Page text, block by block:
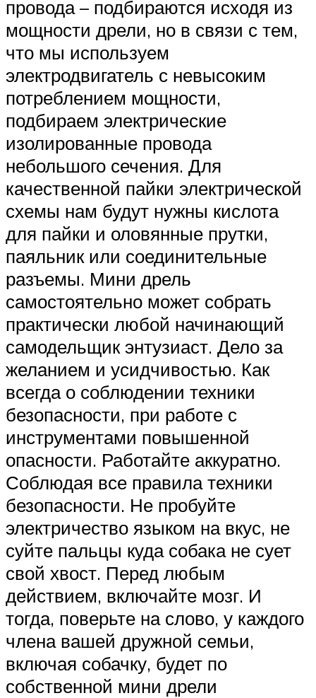
провода – подбираются исходя из
мощности дрели, но в связи с тем,
что мы используем
электродвигатель с невысоким
потреблением мощности,
подбираем электрические
изолированные провода
небольшого сечения. Для
качественной пайки электрической
схемы нам будут нужны кислота
для пайки и оловянные прутки,
паяльник или соединительные
разъемы. Мини дрель
самостоятельно может собрать
практически любой начинающий
самодельщик энтузиаст. Дело за
желанием и усидчивостью. Как
всегда о соблюдении техники
безопасности, при работе с
инструментами повышенной
опасности. Работайте аккуратно.
Соблюдая все правила техники
безопасности. Не пробуйте
электричество языком на вкус, не
суйте пальцы куда собака не сует
свой хвост. Перед любым
действием, включайте мозг. И
тогда, поверьте на слово, у каждого
члена вашей дружной семьи,
включая собачку, будет по
собственной мини дрели